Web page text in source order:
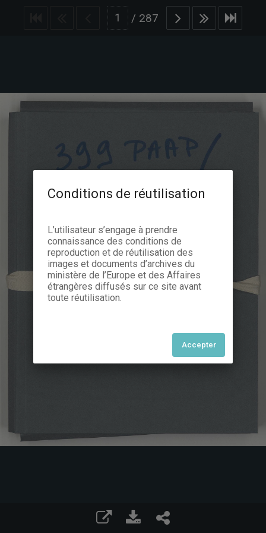
/ 287
Conditions de réutilisation
L’utilisateur s’engage à prendre
connaissance des conditions de
reproduction et de réutilisation des
images et documents d’archives du
ministère de l’Europe et des Affaires
étrangères diffusés sur ce site avant
toute réutilisation.